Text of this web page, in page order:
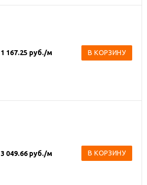
1 167.25 руб./м В КОРЗИНУ
3 049.66 руб./м В КОРЗИНУ